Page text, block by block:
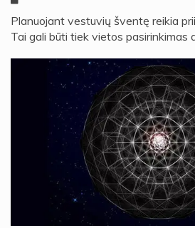
Planuojant vestuvių šventę reikia
Tai gali būti tiek vietos pasirinkimas